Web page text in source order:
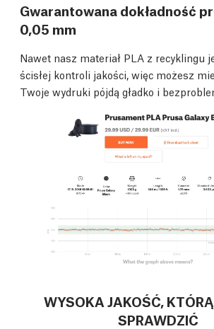
Gwarantowana dokładność
0,05 mm
Nawet nasz materiał PLA z recyklingu
ścisłej kontroli jakości, więc możesz
Twoje wydruki pójdą gładko i
WYSOKA JAKOŚĆ,
SPRAWDZIĆ